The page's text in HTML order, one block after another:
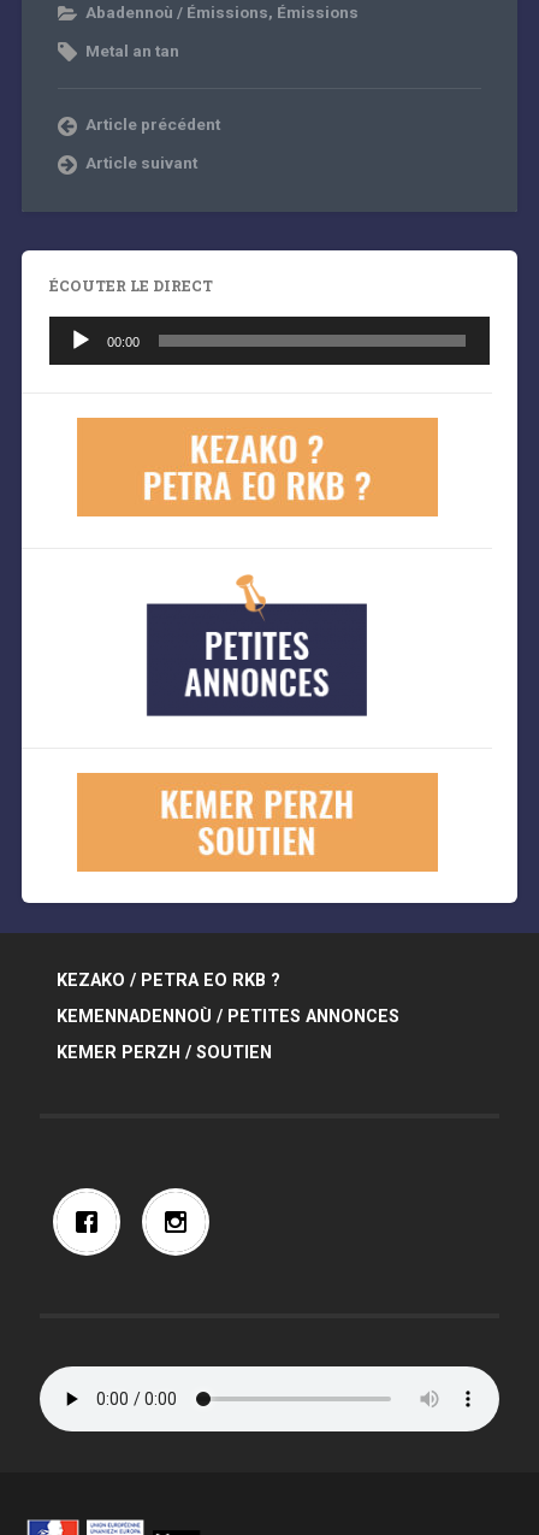
Abadennoù / Émissions, Émissions
Metal an tan
Article précédent
Article suivant
ÉCOUTER LE DIRECT
audio
00:00
KEZAKO / PETRA EO RKB ?
KEMENNADENNOÙ / PETITES ANNONCES
KEMER PERZH / SOUTIEN